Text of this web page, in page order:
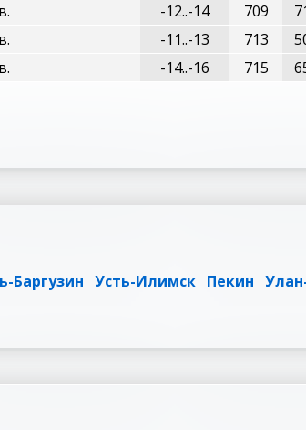
-12..-14 709
-11..-13 713
-14..-16 715
Баргузин Усть-Илимск Пекин